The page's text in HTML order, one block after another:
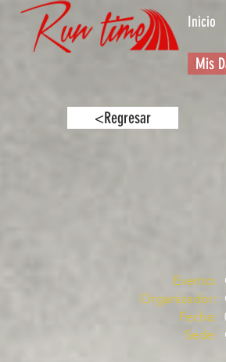
Inicio
Mis
<Regresar
Evento:
Organizador:
Fecha:
Sede: